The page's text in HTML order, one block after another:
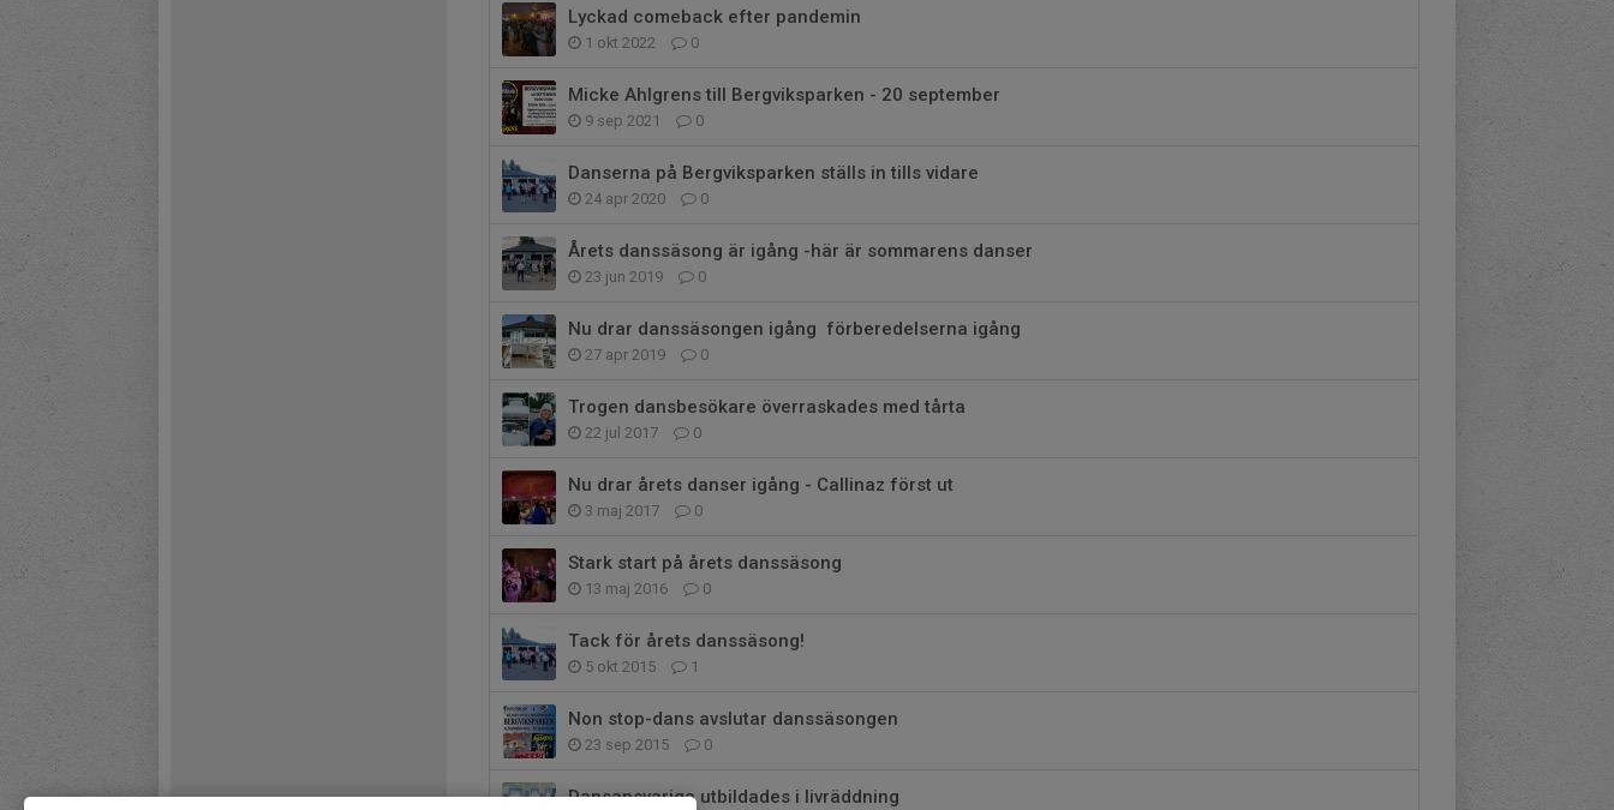
Lyckad comeback efter pandemin
1 okt 2022 0
Micke Ahlgrens till Bergviksparken - 20 september
9 sep 2021 0
Danserna på Bergviksparken ställs in tills vidare
24 apr 2020 0
Årets danssäsong är igång -här är sommarens danser
23 jun 2019 0
Nu drar danssäsongen igång  förberedelserna igång
27 apr 2019 0
Trogen dansbesökare överraskades med tårta
22 jul 2017 0
Nu drar årets danser igång - Callinaz först ut
3 maj 2017 0
Stark start på årets danssäsong
13 maj 2016 0
Tack för årets danssäsong!
5 okt 2015 1
Non stop-dans avslutar danssäsongen
23 sep 2015 0
Dansansvariga utbildades i livräddning